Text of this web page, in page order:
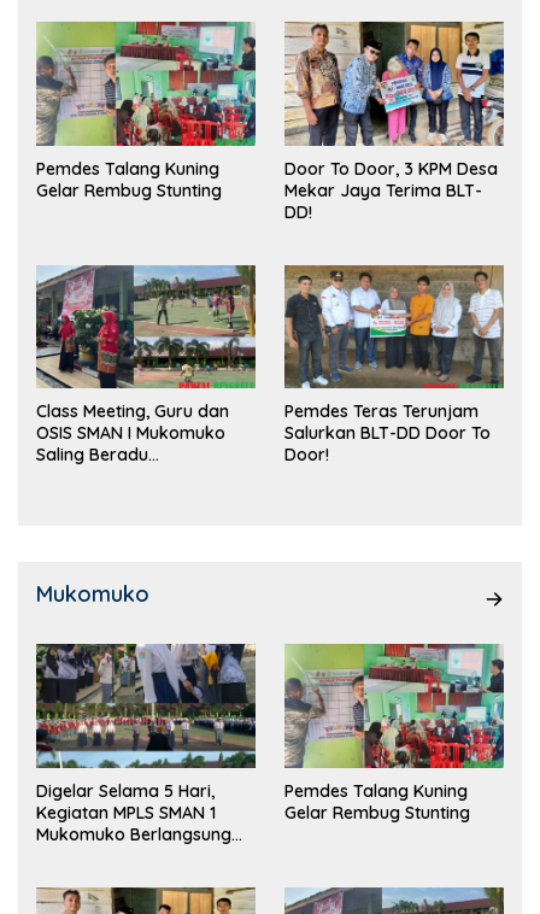
Pasar
Pemdes Talang Kuning
Gelar Rembug Stunting
Door To Door, 3 KPM Desa
Mekar Jaya Terima BLT-
DD!
Class Meeting, Guru dan
OSIS SMAN I Mukomuko
Saling Beradu
Pemdes Teras Terunjam
Salurkan BLT-DD Door To
Door!
Mukomuko
Digelar Selama 5 Hari,
Kegiatan MPLS SMAN 1
Mukomuko Berlangsung
Pemdes Talang Kuning
Gelar Rembug Stunting